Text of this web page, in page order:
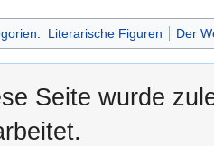
: Literarische Figuren Der
Seite wurde